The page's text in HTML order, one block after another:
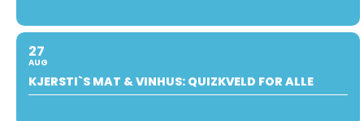
27
AUG
KJERSTI`S MAT & VINHUS: QUIZKVELD FOR ALLE